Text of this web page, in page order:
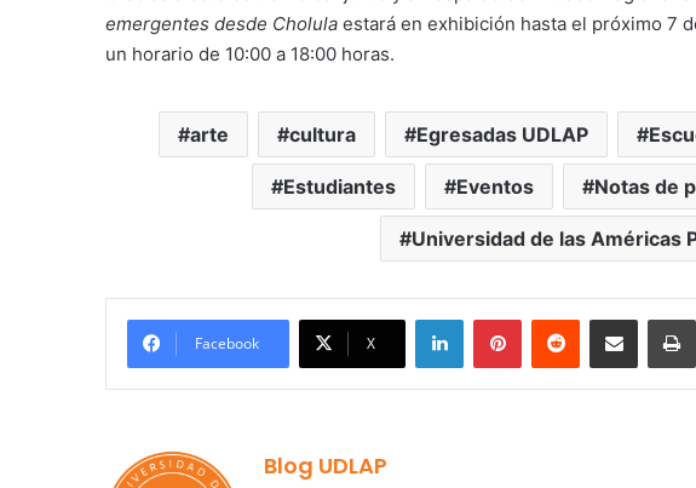
emergentes desde Cholula estará en exhibición hasta el próximo 7
un horario de 10:00 a 18:00 horas.
arte cultura Egresadas UDLAP
Estudiantes Eventos Notas de
Universidad de las Américas
Facebook X
LinkedInPinterestReddit Share via Email
Blog UDLAP